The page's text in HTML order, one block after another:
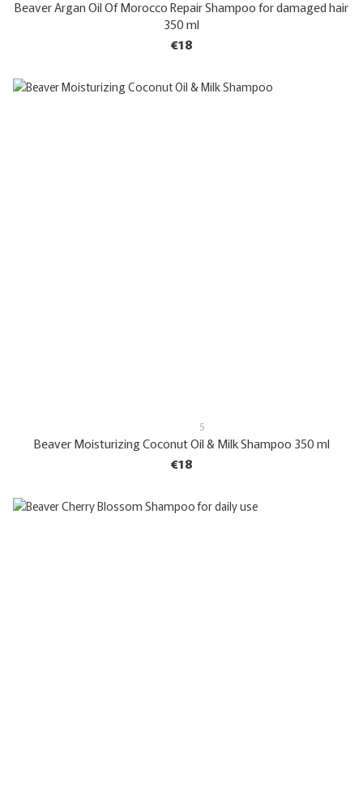
Beaver Argan Oil Of Morocco Repair Shampoo for damaged hair
350 ml
€18
5
Beaver Moisturizing Coconut Oil & Milk Shampoo 350 ml
€18